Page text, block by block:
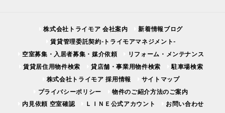
株式会社トライモア 会社案内
新着情報ブログ
賃貸管理委託契約-トライモアマネジメント-
空室募集・入居者募集・媒介依頼
リフォーム・メンテナンス
賃貸居住用物件検索
貸店舗・事業用物件検索
駐車場検索
株式会社トライモア 採用情報
サイトマップ
プライバシーポリシー
物件のご紹介方法のご案内
内見依頼 空室確認
ＬＩＮＥ公式アカウント お問い合わせ